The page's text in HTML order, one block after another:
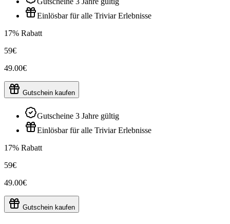
Einlösbar für alle Triviar Erlebnisse
17% Rabatt
59€
49.00€
Gutschein kaufen
Gutscheine 3 Jahre gültig
Einlösbar für alle Triviar Erlebnisse
17% Rabatt
59€
49.00€
Gutschein kaufen